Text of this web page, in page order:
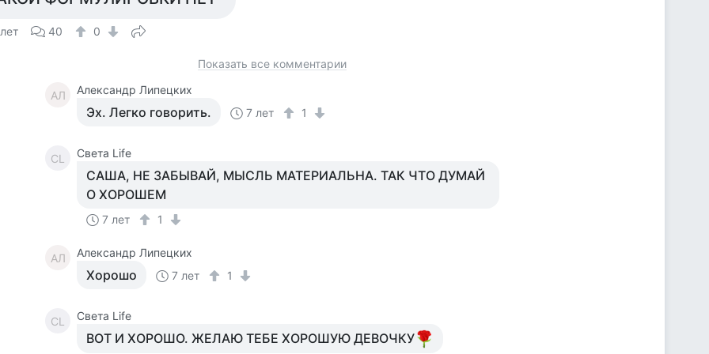
40 0
Показать все комментарии
АЛ Александр Липецких
Эх. Легко говорить. 7 лет 1
СL Света Life
САША, НЕ ЗАБЫВАЙ, МЫСЛЬ МАТЕРИАЛЬНА. ТАК ЧТО ДУМАЙ
О ХОРОШЕМ
7 лет 1
АЛ Александр Липецких
Хорошо 7 лет 1
СL Света Life
ВОТ И ХОРОШО. ЖЕЛАЮ ТЕБЕ ХОРОШУЮ ДЕВОЧКУ